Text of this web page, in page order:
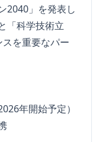
2040」を発表し
「科学技術立
を重要なパー
年開始予定）